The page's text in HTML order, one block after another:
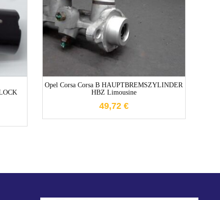
Opel Corsa Corsa B HAUPTBREMSZYLINDER
HBZ Limousine
49,72 €
1-3 Werktage